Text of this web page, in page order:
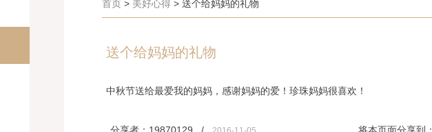
首页 > 美好心得 > 送个给妈妈的礼物
送个给妈妈的礼物
中秋节送给最爱我的妈妈，感谢妈妈的爱！珍珠妈妈很喜欢！